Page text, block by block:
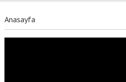
Anasayfa